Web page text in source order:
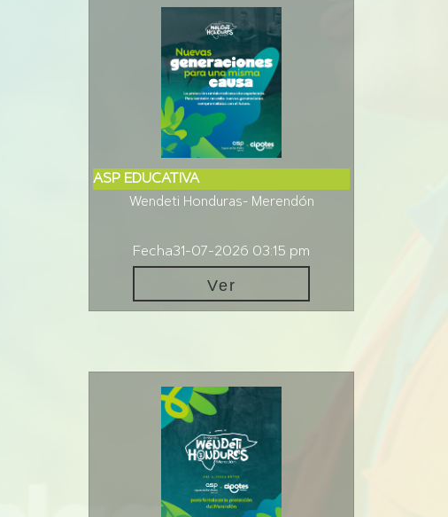
ASP EDUCATIVA
Wendeti Honduras- Merendón
Fecha31-07-2026 03:15 pm
Ver